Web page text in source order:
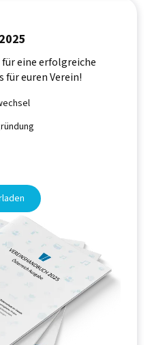
eine erfolgreiche
euren Verein!